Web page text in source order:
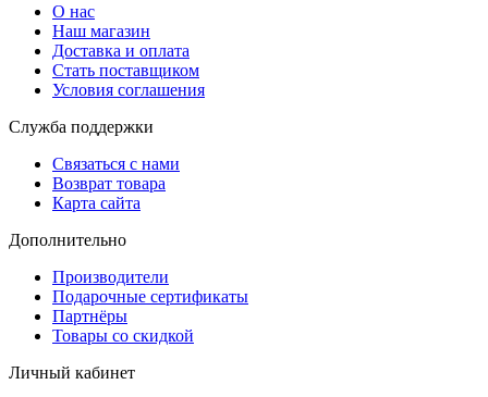
О нас
Наш магазин
Доставка и оплата
Стать поставщиком
Условия соглашения
Служба поддержки
Связаться с нами
Возврат товара
Карта сайта
Дополнительно
Производители
Подарочные сертификаты
Партнёры
Товары со скидкой
Личный кабинет